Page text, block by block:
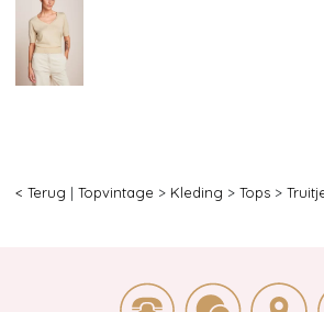
< Terug | Topvintage > Kleding > Tops >